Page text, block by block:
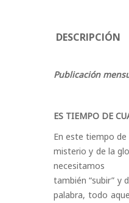
DESCRIPCIÓN
Publicación
ES TIEMPO DE
En este tiempo de
misterio y de la
necesitamos
también “subir” y
palabra, todo